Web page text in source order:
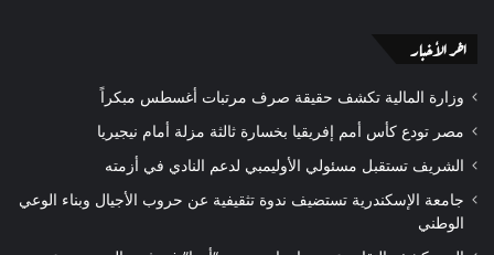
اخر الأخبار
وزارة المالية تكشف حقيقة صرف مرتبات أغسطس مبكراً
مصر تودع كأس أمم إفريقيا بخسارة ثالثة مزلة أمام نيجيريا
الشريف تستقبل مسئولي الأوليمبي لدعم النادي في أزمته
جامعة الإسكندرية تستضيف ندوة تثقيفية عن حروب الأجيال وبناء الوعي
الوطني